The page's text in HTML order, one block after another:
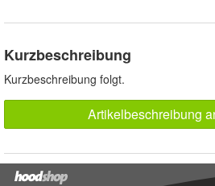
Kurzbeschreibung
Kurzbeschreibung folgt.
Artikelbeschreibung